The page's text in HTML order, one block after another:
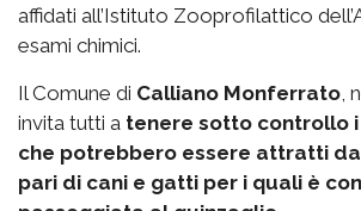
affidati all’Istituto Zooprofilattico
esami chimici.
Il Comune di Calliano Monferrato,
invita tutti a tenere sotto controllo
che potrebbero essere attratti
pari di cani e gatti per i quali è